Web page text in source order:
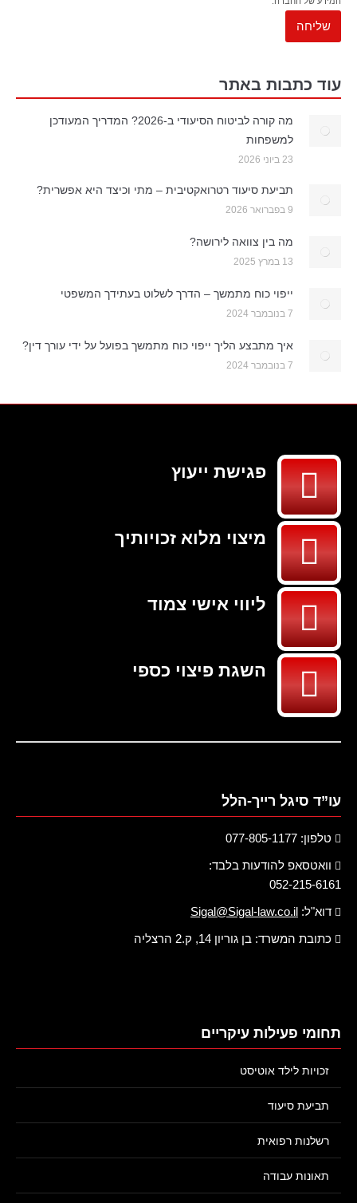
עוד כתבות באתר
מה קורה לביטוח הסיעודי ב-2026? המדריך המעודכן
למשפחות
23 ביוני 2026
תביעת סיעוד רטרואקטיבית – מתי וכיצד היא אפשרית?
9 בפברואר 2026
מה בין צוואה לירושה?
13 במרץ 2025
ייפוי כוח מתמשך – הדרך לשלוט בעתידך המשפטי
7 בנובמבר 2024
איך מתבצע הליך ייפוי כוח מתמשך בפועל על ידי עורך דין?
7 בנובמבר 2024
פגישת ייעוץ
מיצוי מלוא זכויותיך
ליווי אישי צמוד
השגת פיצוי כספי
עו”ד סיגל רייך-הלל
טלפון: 077-805-1177
וואטסאפ להודעות בלבד:
052-215-6161
דוא"ל: Sigal@Sigal-law.co.il
כתובת המשרד: בן גוריון 14, ק.2 הרצליה
תחומי פעילות עיקריים
זכויות לילד אוטיסט
תביעת סיעוד
רשלנות רפואית
תאונות עבודה